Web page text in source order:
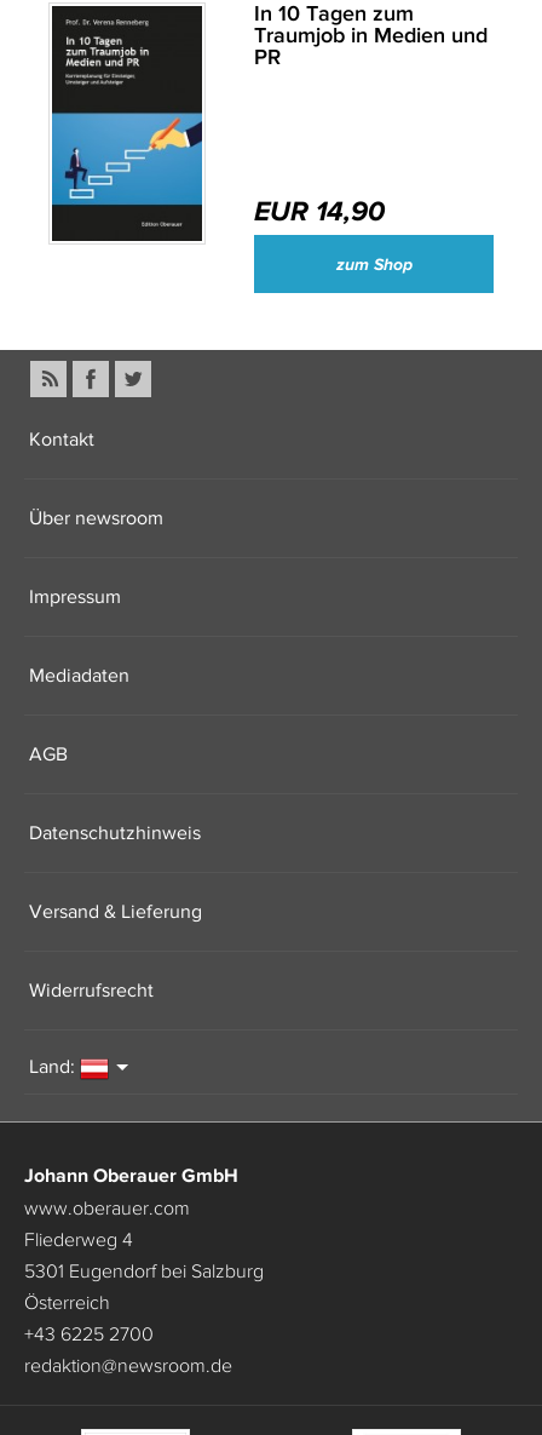
In 10 Tagen zum
Traumjob in Medien und
PR
EUR 14,90
zum Shop
Kontakt
Über newsroom
Impressum
Mediadaten
AGB
Datenschutzhinweis
Versand & Lieferung
Widerrufsrecht
Land:
Johann Oberauer GmbH
www.oberauer.com
Fliederweg 4
5301 Eugendorf bei Salzburg
Österreich
+43 6225 2700
redaktion@newsroom.de